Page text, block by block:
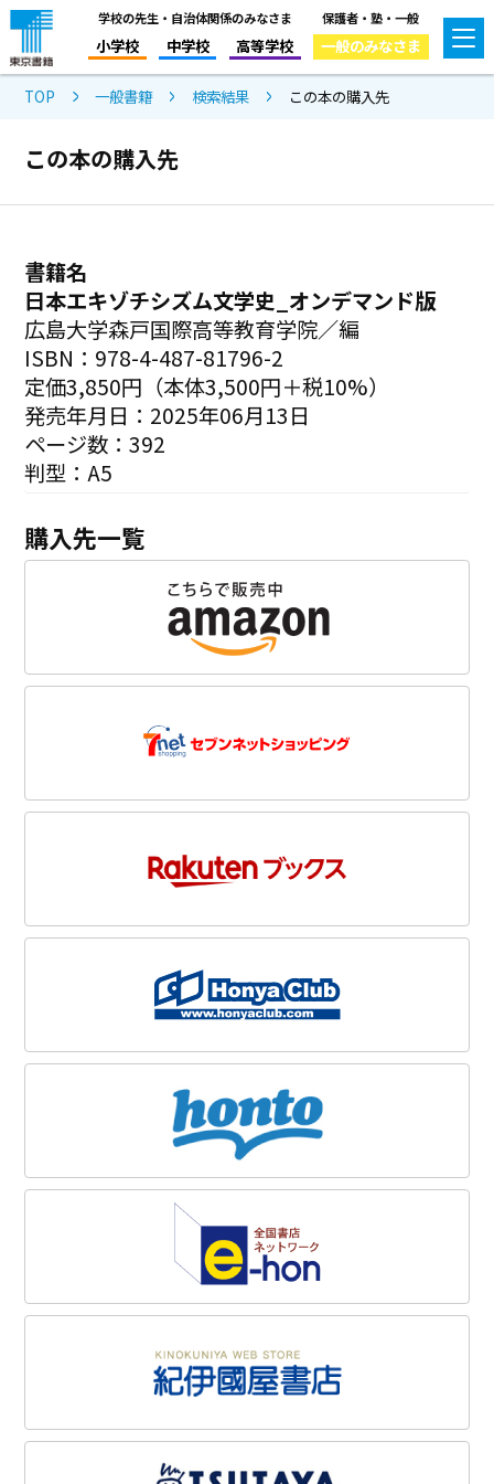
学校の先生・自治体関係のみなさま
小学校 中学校 高等学校
保護者・塾・一般
一般のみなさま
TOP 一般書籍 検索結果 この本の購入先
この本の購入先
書籍名
日本エキゾチシズム文学史_オンデマンド版
広島大学森戸国際高等教育学院／編
ISBN：978-4-487-81796-2
定価3,850円（本体3,500円＋税10%）
発売年月日：2025年06月13日
ページ数：392
判型：A5
購入先一覧